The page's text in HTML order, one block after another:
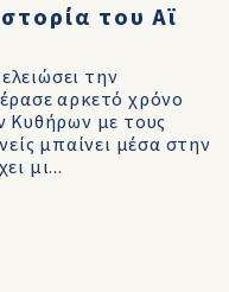
του Αϊ
την
αρκετό χρόνο
Κυθήρων με τους
μπαίνει μέσα στην
μι...